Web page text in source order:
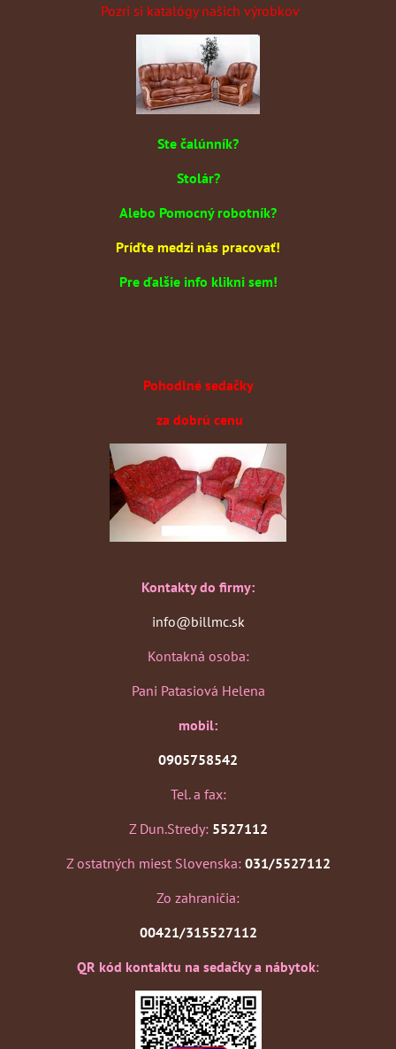
Pozri si katalógy našich výrobkov
Ste čalúnník?
Stolár?
Alebo Pomocný robotník?
Príďte medzi nás pracovať!
Pre ďalšie info klikni sem!
Pohodlné sedačky
za dobrú cenu
Kontakty do firmy:
info@billmc.sk
Kontakná osoba:
Pani Patasiová Helena
mobil:
0905758542
Tel. a fax:
Z Dun.Stredy: 5527112
Z ostatných miest Slovenska: 031/5527112
Zo zahraničia:
00421/315527112
QR kód kontaktu na sedačky a nábytok: